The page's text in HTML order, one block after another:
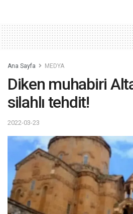
Ana Sayfa MEDYA
Diken muhabiri
silahlı tehdit!
2022-03-23